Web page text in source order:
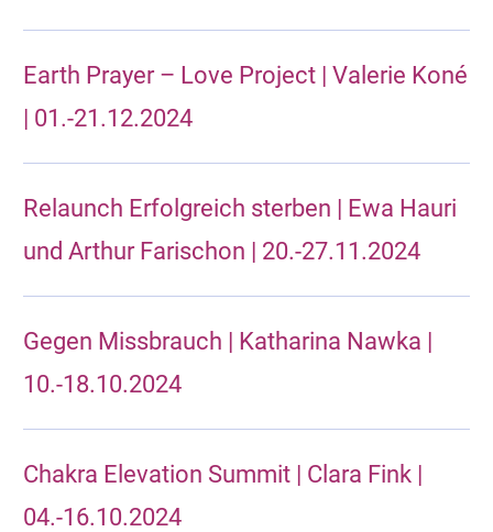
Earth Prayer – Love Project | Valerie Koné
| 01.-21.12.2024
Relaunch Erfolgreich sterben | Ewa Hauri
und Arthur Farischon | 20.-27.11.2024
Gegen Missbrauch | Katharina Nawka |
10.-18.10.2024
Chakra Elevation Summit | Clara Fink |
04.-16.10.2024